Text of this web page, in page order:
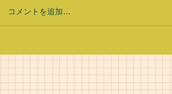
コメントを追加…